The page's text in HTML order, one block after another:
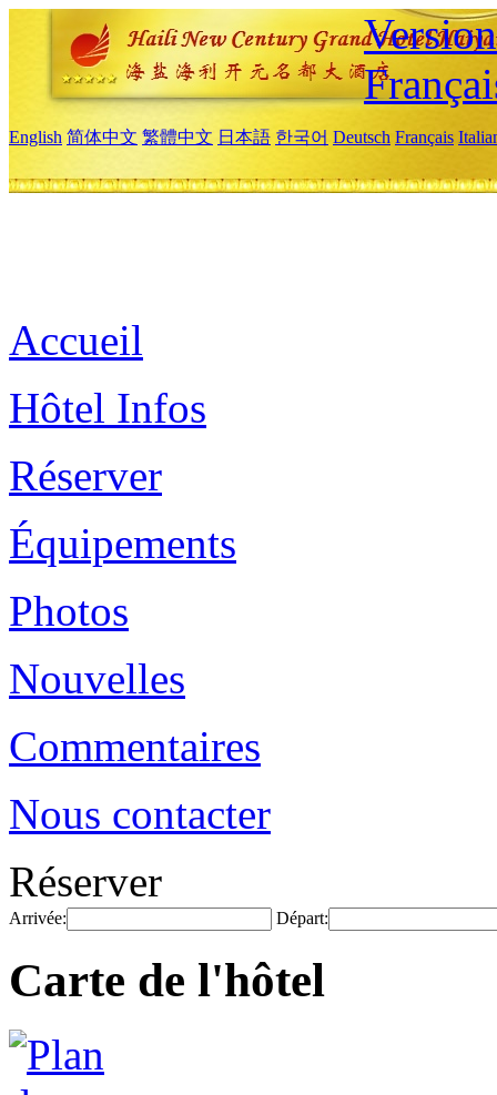
English 简体中文 繁體中文 日本語 한국어 Deutsch Français
Accueil
Hôtel Infos
Réserver
Équipements
Photos
Nouvelles
Commentaires
Nous contacter
Réserver
Arrivée: Départ:
Carte de l'hôtel